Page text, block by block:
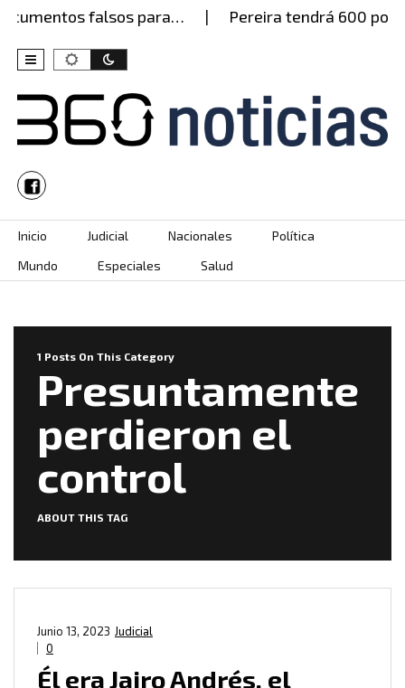
falsos para… Pereira tendrá 600
Skip to content
Inicio Judicial Nacionales
Política
Mundo
Especiales Salud
1 Posts On This Category
Presuntamente
perdieron el
control
ABOUT THIS TAG
Judicial
Junio 13, 2023
0
Él era Jairo Andrés, el